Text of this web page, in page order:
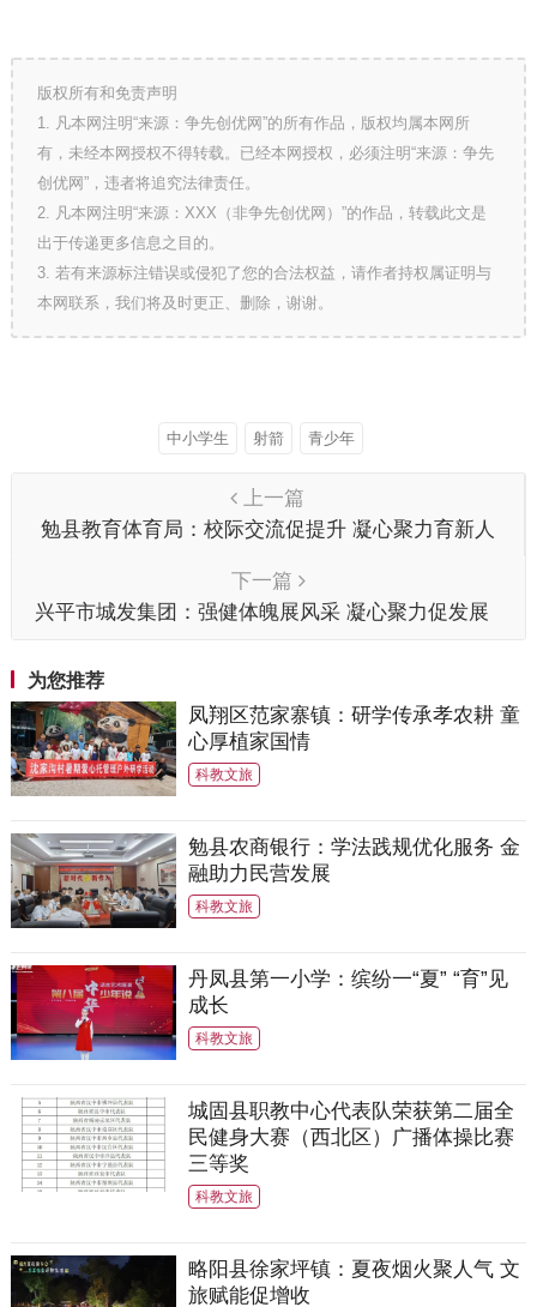
版权所有和免责声明
1. 凡本网注明“来源：争先创优网”的所有作品，版权均属本网所
有，未经本网授权不得转载。已经本网授权，必须注明“来源：争先
创优网”，违者将追究法律责任。
2. 凡本网注明“来源：XXX（非争先创优网）”的作品，转载此文是
出于传递更多信息之目的。
3. 若有来源标注错误或侵犯了您的合法权益，请作者持权属证明与
本网联系，我们将及时更正、删除，谢谢。
中小学生 射箭 青少年
上一篇
勉县教育体育局：校际交流促提升 凝心聚力育新人
下一篇
兴平市城发集团：强健体魄展风采 凝心聚力促发展
为您推荐
凤翔区范家寨镇：研学传承孝农耕 童
心厚植家国情
科教文旅
勉县农商银行：学法践规优化服务 金
融助力民营发展
科教文旅
丹凤县第一小学：缤纷一“夏” “育”见
成长
科教文旅
城固县职教中心代表队荣获第二届全
民健身大赛（西北区）广播体操比赛
三等奖
科教文旅
略阳县徐家坪镇：夏夜烟火聚人气 文
旅赋能促增收